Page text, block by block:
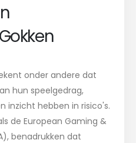
onder andere dat
hun speelgedrag,
inzicht hebben in risico's.
de European Gaming &
benadrukken dat